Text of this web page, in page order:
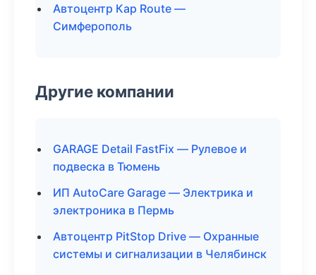
Автоцентр Кар Route —
Симферополь
Другие компании
GARAGE Detail FastFix — Рулевое и
подвеска в Тюмень
ИП AutoCare Garage — Электрика и
электроника в Пермь
Автоцентр PitStop Drive — Охранные
системы и сигнализации в Челябинск